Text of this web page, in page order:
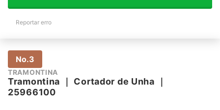
Reportar erro
No.3
TRAMONTINA
Tramontina ｜ Cortador de Unha
｜
25966100